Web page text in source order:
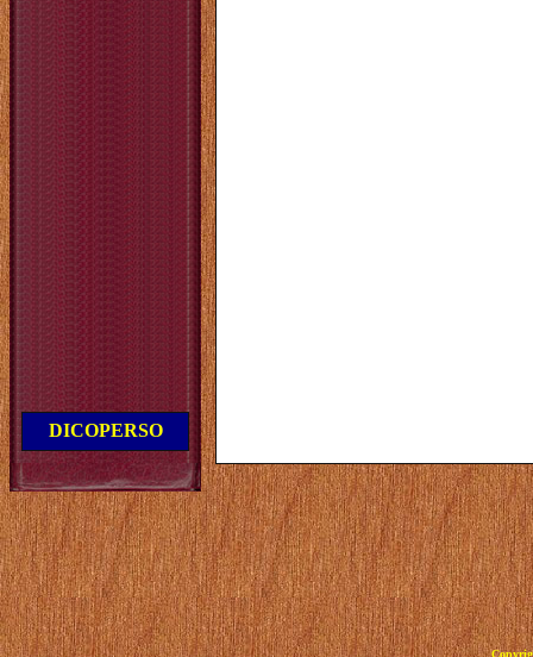
DICOPERSO